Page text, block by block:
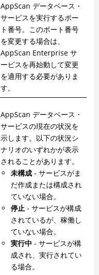
AppScan データベース・
サービスを実行するポー
ト番号。このポート番号
を変更する場合は、
AppScan Enterprise サ
ービスを再始動して変更
を適用する必要がありま
す。
AppScan データベース・
サービスの現在の状況を
示します。以下の状況シ
ナリオのいずれかが表示
されることがあります。
未構成- サービスがま
だ作成または構成され
ていない場合。
停止 - サービスが構成
されているが、稼働し
ていない場合。
実行中 - サービスが構
成され、実行されてい
る場合。